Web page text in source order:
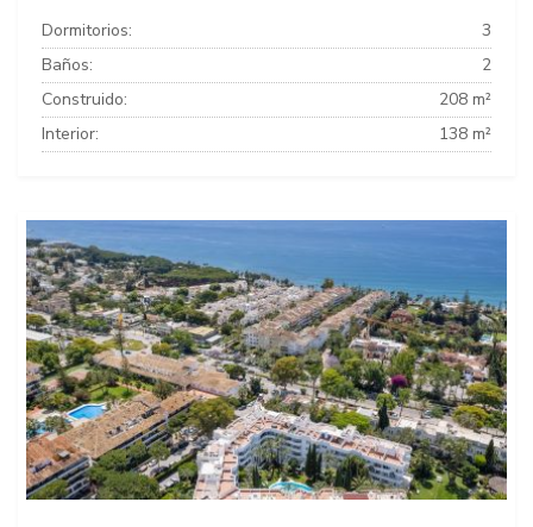
Dormitorios:
3
Baños:
2
Construido:
208 m²
Interior:
138 m²